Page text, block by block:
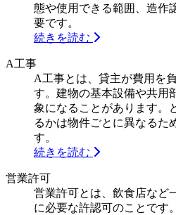
態や使用できる範囲、造作
要です。
続きを読む
A工事
A工事とは、貸主が費用を
す。建物の基本設備や共用
象になることがあります。
るかは物件ごとに異なるた
す。
続きを読む
営業許可
営業許可とは、飲食店など
に必要な許認可のことです